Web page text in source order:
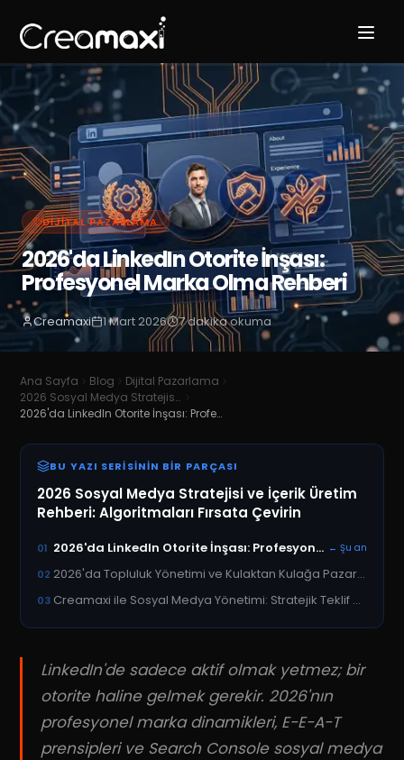
DIJITAL PAZARLAMA
2026'da LinkedIn Otorite İnşası:
Profesyonel Marka Olma Rehberi
Creamaxi 1 Mart 2026 7dakika okuma
Ana Sayfa Blog
Dijital Pazarlama
2026 Sosyal Medya Stratejisi ve İçerik Üretim Rehberi: Algoritmaları Fırsata Çevirin
2026'da LinkedIn Otorite İnşası: Profesyonel Marka Olma Rehberi
BU YAZI SERISININ BIR PARÇASI
2026 Sosyal Medya Stratejisi ve İçerik Üretim
Rehberi: Algoritmaları Fırsata Çevirin
01 2026'da LinkedIn Otorite İnşası: Profesyonel Marka Olma Rehberi ← Şu an
02 2026'da Topluluk Yönetimi ve Kulaktan Kulağa Pazarlamanın Dijital Gücü
03 Creamaxi ile Sosyal Medya Yönetimi: Stratejik Teklif Alın
LinkedIn'de sadece aktif olmak yetmez; bir
otorite haline gelmek gerekir. 2026'nın
profesyonel marka dinamikleri, E-E-A-T
prensipleri ve Search Console sosyal medya